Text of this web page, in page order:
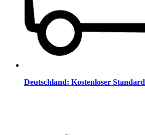
Deutschland: Kostenloser